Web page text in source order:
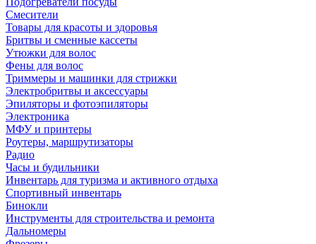
Смесители
Товары для красоты и здоровья
Бритвы и сменные кассеты
Утюжки для волос
Фены для волос
Триммеры и машинки для стрижки
Электробритвы и аксессуары
Эпиляторы и фотоэпиляторы
Электроника
МФУ и принтеры
Роутеры, маршрутизаторы
Радио
Часы и будильники
Инвентарь для туризма и активного отдыха
Спортивный инвентарь
Бинокли
Инструменты для строительства и ремонта
Дальномеры